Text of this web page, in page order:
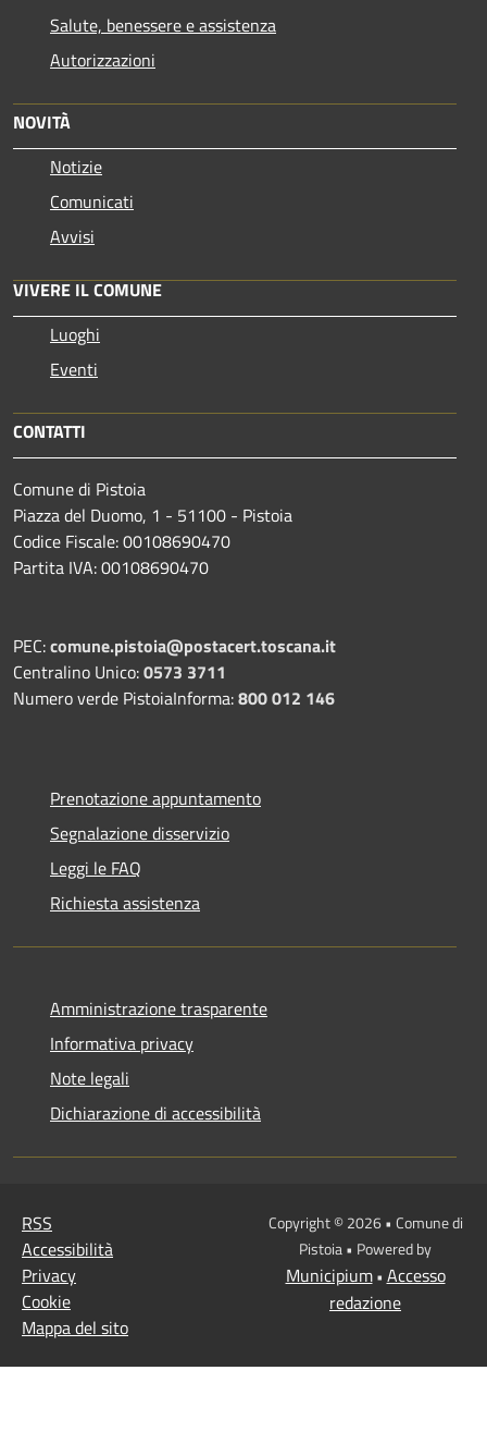
Salute, benessere e assistenza
Autorizzazioni
NOVITÀ
Notizie
Comunicati
Avvisi
VIVERE IL COMUNE
Luoghi
Eventi
CONTATTI
Comune di Pistoia
Piazza del Duomo, 1 - 51100 - Pistoia
Codice Fiscale: 00108690470
Partita IVA: 00108690470
PEC:comune.pistoia@postacert.toscana.it
Centralino Unico:0573 3711
Numero verde PistoiaInforma:800 012 146
Prenotazione appuntamento
Segnalazione disservizio
Leggi le FAQ
Richiesta assistenza
Amministrazione trasparente
Informativa privacy
Note legali
Dichiarazione di accessibilità
RSS
Accessibilità
Privacy
Cookie
Mappa del sito
Copyright © 2026 • Comune di
Pistoia • Powered by
Municipium• Accesso
redazione